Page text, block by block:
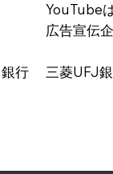
はじめ
宣伝企画
銀行 三菱UFJ